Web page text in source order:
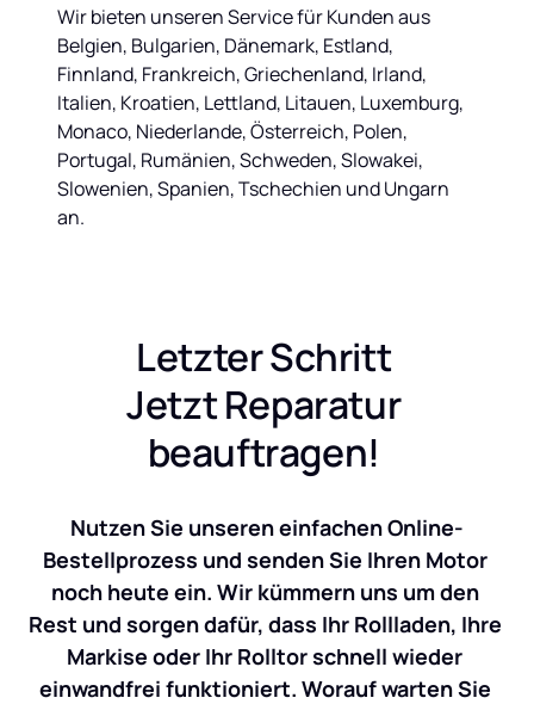
Wir bieten unseren Service für Kunden aus
Belgien, Bulgarien, Dänemark, Estland,
Finnland, Frankreich, Griechenland, Irland,
Italien, Kroatien, Lettland, Litauen, Luxemburg,
Monaco, Niederlande, Österreich, Polen,
Portugal, Rumänien, Schweden, Slowakei,
Slowenien, Spanien, Tschechien und Ungarn
an.
Letzter Schritt
Jetzt Reparatur
beauftragen!
Nutzen Sie unseren einfachen Online-
Bestellprozess und senden Sie Ihren Motor
noch heute ein. Wir kümmern uns um den
Rest und sorgen dafür, dass Ihr Rollladen, Ihre
Markise oder Ihr Rolltor schnell wieder
einwandfrei funktioniert. Worauf warten Sie